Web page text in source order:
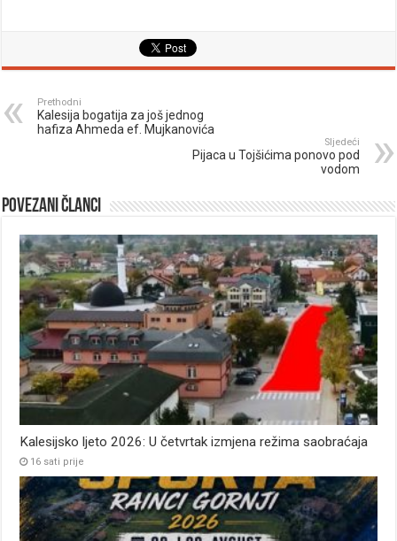
Prethodni
Kalesija bogatija za još jednog
hafiza Ahmeda ef. Mujkanovića
Sljedeći
Pijaca u Tojšićima ponovo pod
vodom
Povezani članci
Kalesijsko ljeto 2026: U četvrtak izmjena režima saobraćaja
16 sati prije